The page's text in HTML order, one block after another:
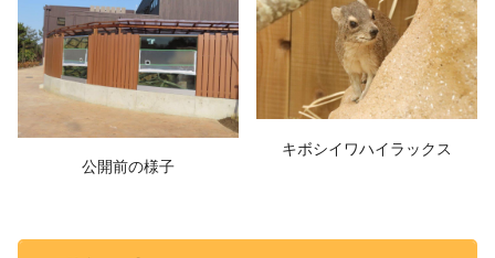
公開前の様子
キボシイワハイラックス